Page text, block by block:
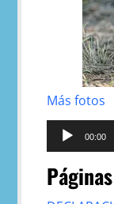
Más fotos
Reproductor
audio
00:00
Páginas